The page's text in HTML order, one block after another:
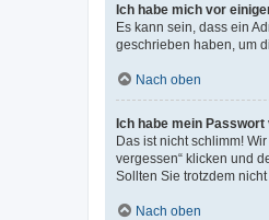
Ich habe mich vor
Es kann sein, dass ein
geschrieben haben, um
Nach oben
Ich habe mein
Das ist nicht schlimm!
vergessen“ klicken und
Sollten Sie trotzdem
Nach oben